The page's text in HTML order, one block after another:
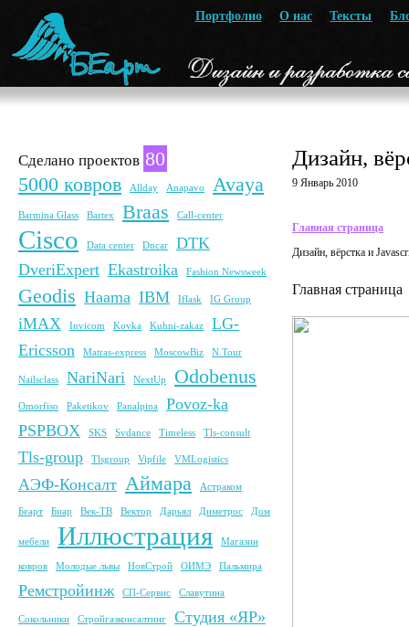
Портфолио О нас Тексты
Сделано проектов 80
5000 ковров
Allday Anapavo Avaya
Barmina Glass Bartex Braas Call-center
Cisco Data center Dncar
DTK
DveriExpert Ekastroika Fashion Newsweek
Geodis Haama IBM Iflask IG Group
iMAX Invicom Kovka Kuhni-zakaz
LG-
Ericsson
Matras-express MoscowBiz N.Tour
Nailsclass NariNari NextUp Odobenus
Omorfiso Paketikov Panalpina
Povoz-ka
PSPBOX
SKS Svdance Timeless Tls-consult
Tls-group Tlsgroup Vipfile VMLogistics
АЭФ-Консалт Аймара Астраком
Беарт Биар Век-ТВ Вектор Дарьял Диметрос Дом
мебели Иллюстрация Магазин
ковров Молодые львы НовСтрой ОИМЭ Пальмира
Ремстройинж СП-Сервис Славутина
Сокольники Стройгазконсалтинг
Студия «ЯР»
Дизайн,
9 Январь 2010
Главная страница
Дизайн, вёрстка и
Главная страница